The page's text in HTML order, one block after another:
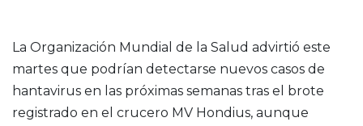
La Organización Mundial de la Salud advirtió este
martes que podrían detectarse nuevos casos de
hantavirus en las próximas semanas tras el brote
registrado en el crucero MV Hondius, aunque